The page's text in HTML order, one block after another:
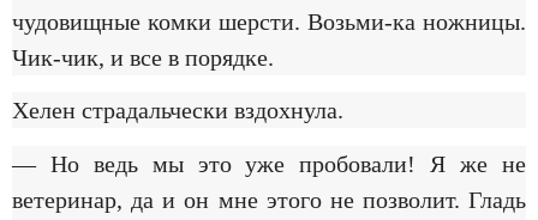
чудовищные комки шерсти. Возьми-ка ножницы.
Чик-чик, и все в порядке.
Хелен страдальчески вздохнула.
— Но ведь мы это уже пробовали! Я же не
ветеринар, да и он мне этого не позволит. Гладь